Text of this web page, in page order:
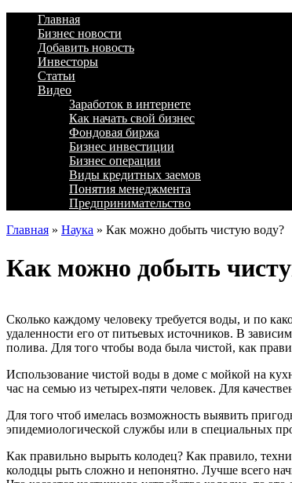
Главная
Бизнес новости
Добавить новость
Инвесторы
Статьи
Видео
Заработок в интернете
Как начать свой бизнес
Фондовая биржа
Бизнес инвестиции
Бизнес операции
Виды кредитных заемов
Понятия менеджмента
Предпринимательство
Главная » Наука » Как можно добыть чистую воду?
Как можно добыть
Сколько каждому человеку требуется воды, и по
удаленности его от питьевых источников. В
полива. Для того чтобы вода была чистой, как
Использование чистой воды в доме с мойкой на
час на семью из четырех-пяти человек. Для
Для того чтоб имелась возможность выявить
эпидемиологической службы или в специальных
Как правильно вырыть колодец? Как правило,
колодцы рыть сложно и непонятно. Лучше всего